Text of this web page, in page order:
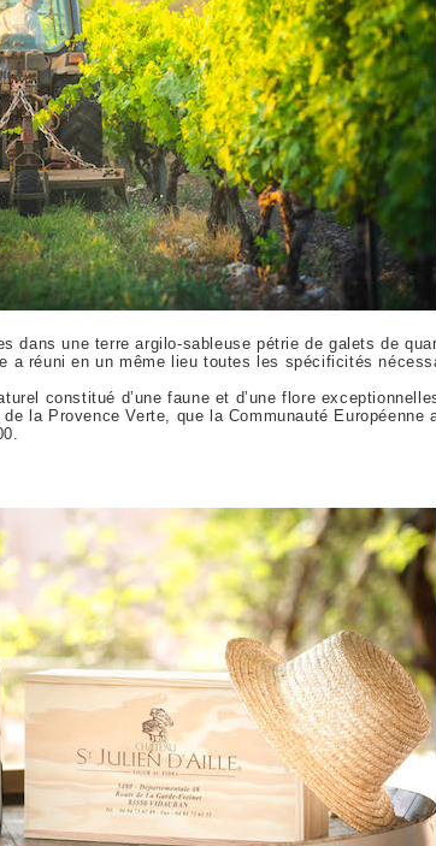
dans une terre argilo-sableuse pétrie de galets de
a réuni en un même lieu toutes les spécificités
constitué d’une faune et d’une flore
la Provence Verte, que la Communauté Européenne